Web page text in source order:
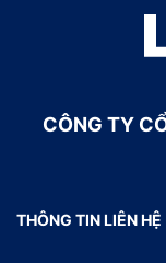
CÔNG TY
THÔNG TIN LIÊN HỆ